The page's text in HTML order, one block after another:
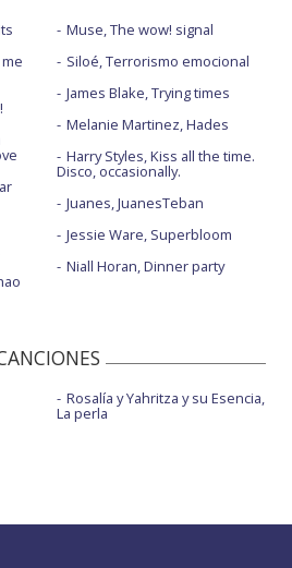
Muse, The wow! signal
Siloé, Terrorismo emocional
James Blake, Trying times
Melanie Martinez, Hades
Harry Styles, Kiss all the time.
Disco, occasionally.
Juanes, JuanesTeban
Jessie Ware, Superbloom
Niall Horan, Dinner party
Rosalía y Yahritza y su Esencia,
La perla